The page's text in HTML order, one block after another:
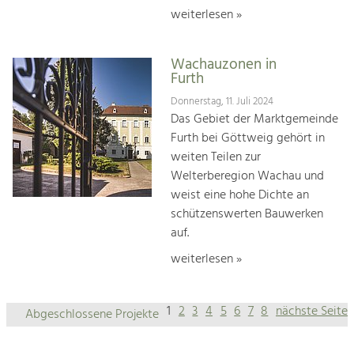
weiterlesen »
Wachauzonen in
Furth
Donnerstag, 11. Juli 2024
Das Gebiet der Marktgemeinde
Furth bei Göttweig gehört in
weiten Teilen zur
Welterberegion Wachau und
weist eine hohe Dichte an
schützenswerten Bauwerken
auf.
weiterlesen »
1 2 3 4 5 6 7 8 nächste Seite
Abgeschlossene Projekte